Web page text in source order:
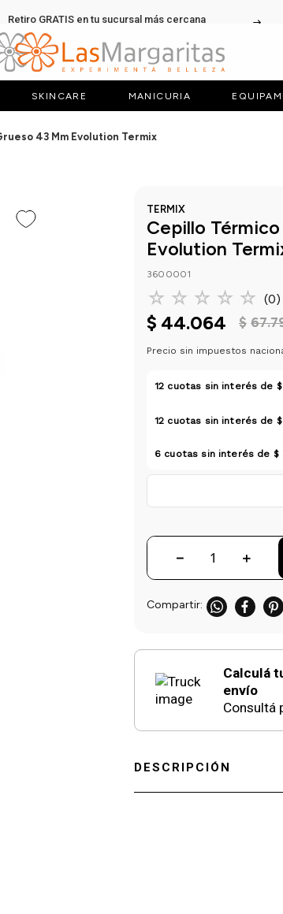
Retiro GRATIS en tu sucursal más cercana
SKINCARE MANICURIA
43 Mm Evolution Termix
TERMIX
Cepillo
Evolution
3600001
☆ ☆ ☆ ☆ ☆ (0)
$ 44.064 $ 67.
Precio sin impuestos
12 cuotas sin interés de
12 cuotas sin interés de
6 cuotas sin interés de $
＋
－
Calculá
envío
Consultá
DESCRIPCIÓN